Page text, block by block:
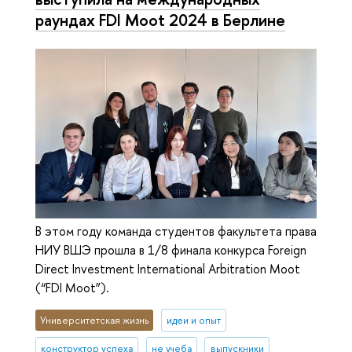
раундах FDI Moot 2024 в Берлине
В этом году команда студентов факультета права
НИУ ВШЭ прошла в 1/8 финала конкурса Foreign
Direct Investment International Arbitration Moot
(“FDI Moot”).
Университетская жизнь идеи и опыт
конструктор успеха не учеба выпускники